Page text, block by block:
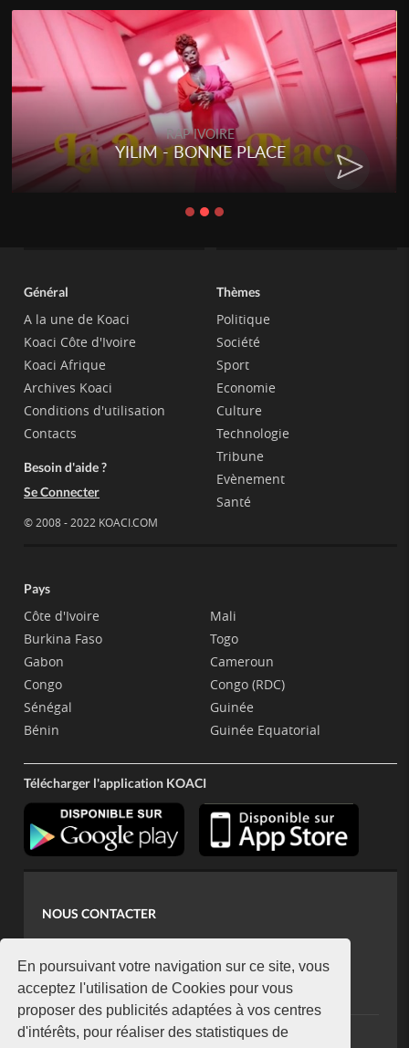
En poursuivant votre navigation sur ce site, vous
acceptez l'utilisation de Cookies pour vous
proposer des publicités adaptées à vos centres
d'intérêts, pour réaliser des statistiques de
RAP IVOIRE
YILIM - BONNE PLACE
Général
A la une de Koaci
Koaci Côte d'Ivoire
Koaci Afrique
Archives Koaci
Conditions d'utilisation
Contacts
Besoin d'aide ?
Se Connecter
© 2008 - 2022 KOACI.COM
Thèmes
Politique
Société
Sport
Economie
Culture
Technologie
Tribune
Evènement
Santé
Pays
Côte d'Ivoire
Burkina Faso
Gabon
Congo
Sénégal
Bénin
Mali
Togo
Cameroun
Congo (RDC)
Guinée
Guinée Equatorial
Télécharger l'application KOACI
NOUS CONTACTER
koaci@yahoo.fr
+225 07 08 85 52 93